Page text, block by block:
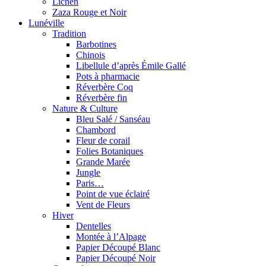
Zaza Rouge et Noir
Lunéville
Tradition
Barbotines
Chinois
Libellule d’après Émile Gallé
Pots à pharmacie
Réverbère Coq
Réverbère fin
Nature & Culture
Bleu Salé / Sanséau
Chambord
Fleur de corail
Folies Botaniques
Grande Marée
Jungle
Paris…
Point de vue éclairé
Vent de Fleurs
Hiver
Dentelles
Montée à l’Alpage
Papier Découpé Blanc
Papier Découpé Noir